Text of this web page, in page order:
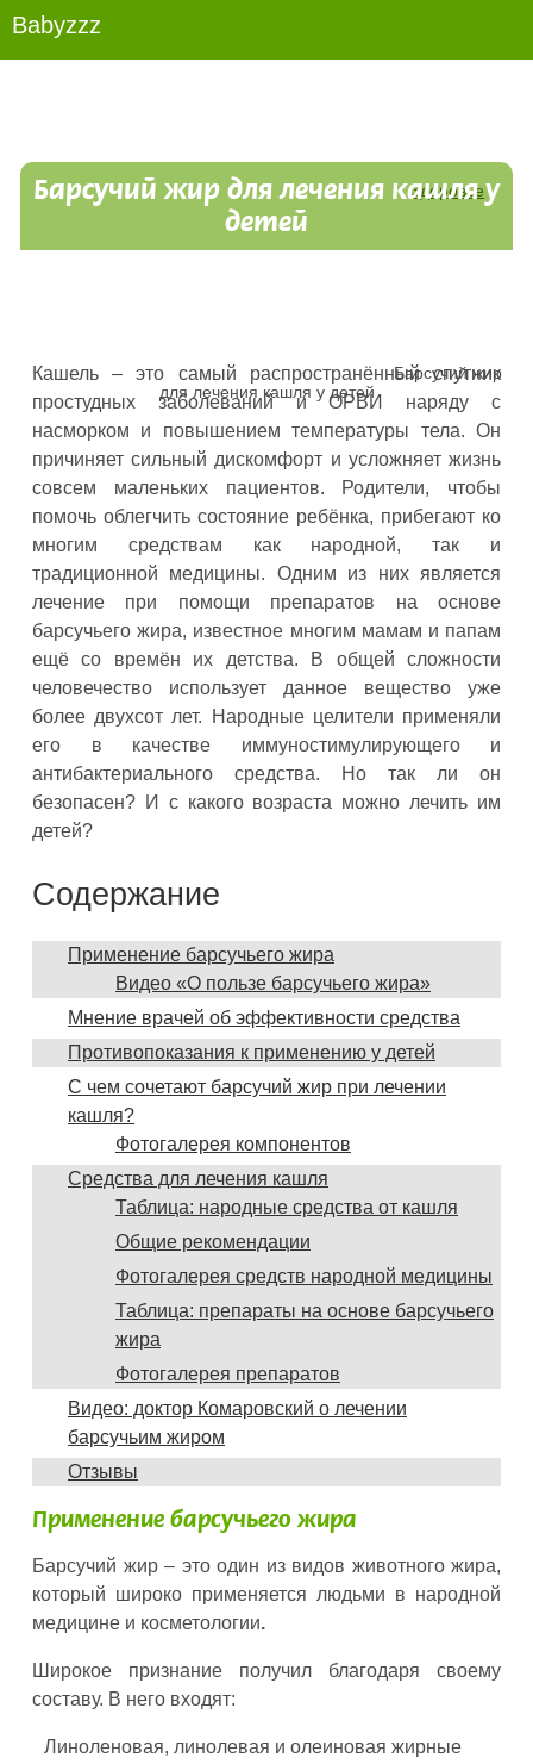
Babyzzz
Здоровье
Барсучий жир
для лечения кашля у детей
Барсучий жир для лечения кашля у
детей
Кашель – это самый распространённый спутник
простудных заболеваний и ОРВИ наряду с
насморком и повышением температуры тела. Он
причиняет сильный дискомфорт и усложняет жизнь
совсем маленьких пациентов. Родители, чтобы
помочь облегчить состояние ребёнка, прибегают ко
многим средствам как народной, так и
традиционной медицины. Одним из них является
лечение при помощи препаратов на основе
барсучьего жира, известное многим мамам и папам
ещё со времён их детства. В общей сложности
человечество использует данное вещество уже
более двухсот лет. Народные целители применяли
его в качестве иммуностимулирующего и
антибактериального средства. Но так ли он
безопасен? И с какого возраста можно лечить им
детей?
Содержание
Применение барсучьего жира
Видео «О пользе барсучьего жира»
Мнение врачей об эффективности средства
Противопоказания к применению у детей
С чем сочетают барсучий жир при лечении
кашля?
Фотогалерея компонентов
Средства для лечения кашля
Таблица: народные средства от кашля
Общие рекомендации
Фотогалерея средств народной медицины
Таблица: препараты на основе барсучьего
жира
Фотогалерея препаратов
Видео: доктор Комаровский о лечении
барсучьим жиром
Отзывы
Применение барсучьего жира
Барсучий жир – это один из видов животного жира,
который широко применяется людьми в народной
медицине и косметологии.
Широкое признание получил благодаря своему
составу. В него входят:
Линоленовая, линолевая и олеиновая жирные